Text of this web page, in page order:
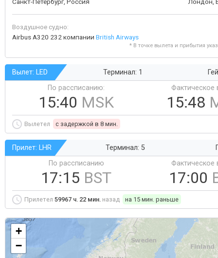
Воздушное судно:
Airbus A320 232 компании British Airways
* В точке вылета и прибытия
Вылет: LED Терминал: 1
По рассписанию:
15:40 MSK
Фактическое
15:48
Вылетел c задержкой в 8 мин.
Прилет: LHR Терминал: 5
По рассписанию
17:15 BST
Фактическое
17:00
Прилетел 59967 ч. 22 мин. назад на 15 мин. раньше
+
−